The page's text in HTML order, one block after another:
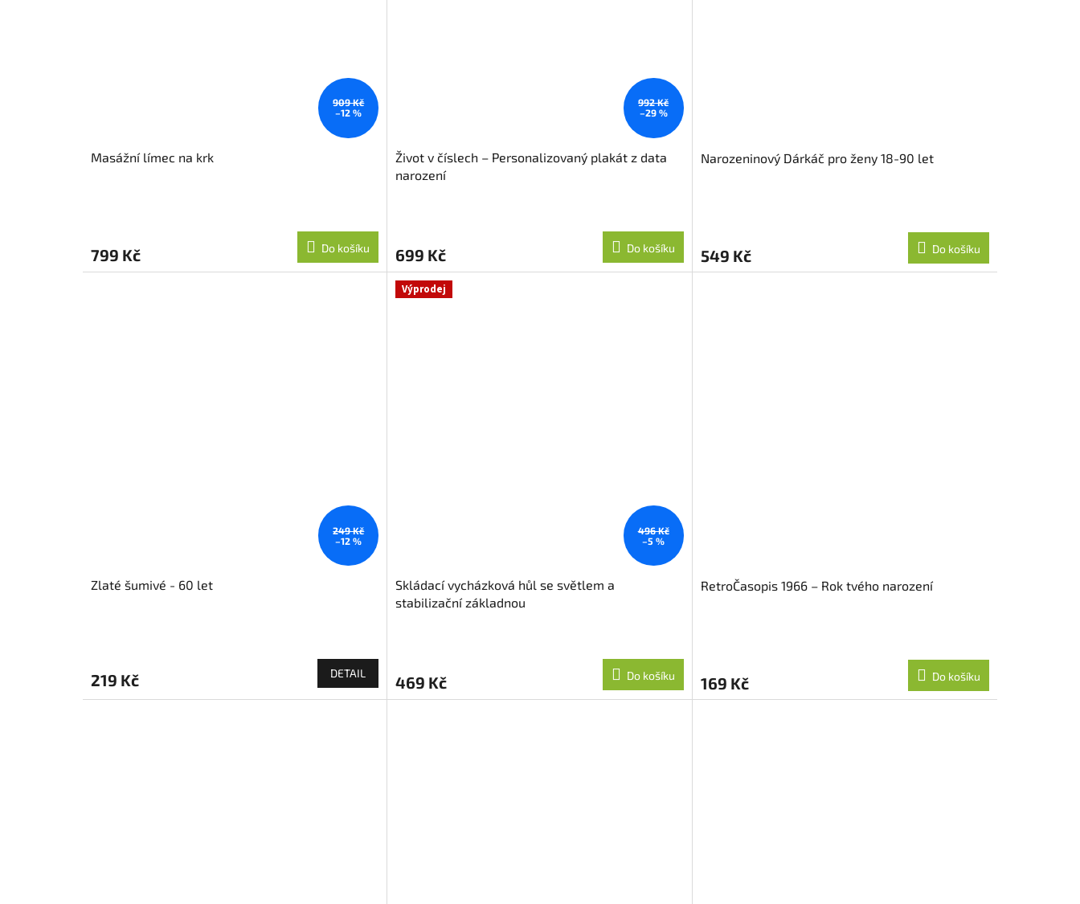
909 Kč
–12 %
Masážní límec na krk
799 Kč Do košíku
992 Kč
–29 %
Život v číslech – Personalizovaný plakát z data
narození
699 Kč Do košíku
Narozeninový Dárkáč pro ženy 18-90 let
549 Kč Do košíku
249 Kč
–12 %
Zlaté šumivé - 60 let
219 Kč DETAIL
Výprodej
496 Kč
–5 %
Skládací vycházková hůl se světlem a
stabilizační základnou
469 Kč Do košíku
RetroČasopis 1966 – Rok tvého narození
169 Kč Do košíku